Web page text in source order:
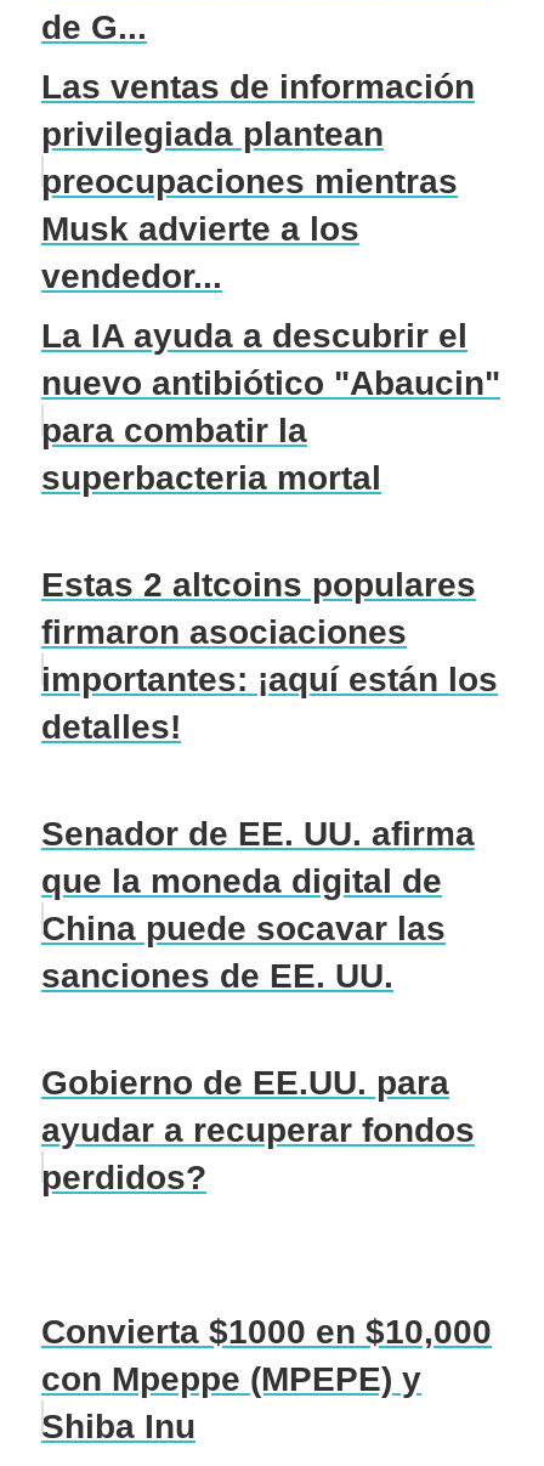
de G...
Las ventas de información
privilegiada plantean
preocupaciones mientras
Musk advierte a los
vendedor...
La IA ayuda a descubrir el
nuevo antibiótico "Abaucin"
para combatir la
superbacteria mortal
Estas 2 altcoins populares
firmaron asociaciones
importantes: ¡aquí están los
detalles!
Senador de EE. UU. afirma
que la moneda digital de
China puede socavar las
sanciones de EE. UU.
Gobierno de EE.UU. para
ayudar a recuperar fondos
perdidos?
Convierta $1000 en $10,000
con Mpeppe (MPEPE) y
Shiba Inu